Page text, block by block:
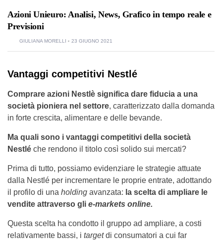
Azioni Unieuro: Analisi, News, Grafico in tempo reale e
Previsioni
GIULIANA MORELLI 23 GIUGNO 2021
Vantaggi competitivi Nestlé
Comprare azioni Nestlè significa dare fiducia a una
società pioniera nel settore, caratterizzato dalla domanda
in forte crescita, alimentare e delle bevande.
Ma quali sono i vantaggi competitivi della società
Nestlé che rendono il titolo così solido sui mercati?
Prima di tutto, possiamo evidenziare le strategie attuate
dalla Nestlé per incrementare le proprie entrate, adottando
il profilo di una holding avanzata: la scelta di ampliare le
vendite attraverso gli e-markets online.
Questa scelta ha condotto il gruppo ad ampliare, a costi
relativamente bassi, i targetdi consumatori a cui far